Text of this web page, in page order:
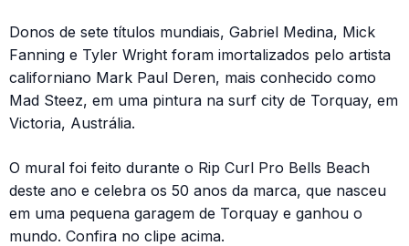
Donos de sete títulos mundiais, Gabriel Medina, Mick
Fanning e Tyler Wright foram imortalizados pelo artista
californiano Mark Paul Deren, mais conhecido como
Mad Steez, em uma pintura na surf city de Torquay, em
Victoria, Austrália.
O mural foi feito durante o Rip Curl Pro Bells Beach
deste ano e celebra os 50 anos da marca, que nasceu
em uma pequena garagem de Torquay e ganhou o
mundo. Confira no clipe acima.